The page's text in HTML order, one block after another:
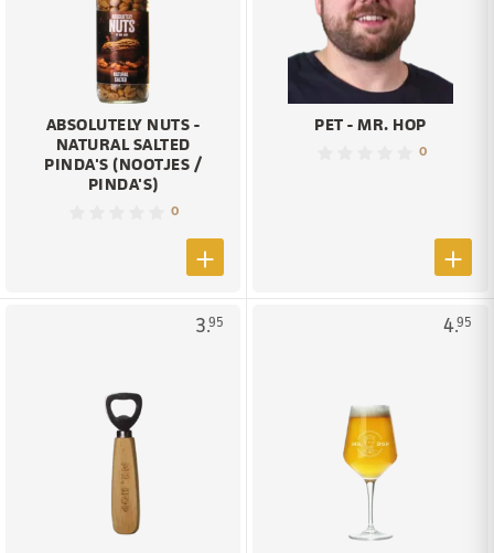
ABSOLUTELY NUTS -
NATURAL SALTED
PINDA'S (NOOTJES /
PINDA'S)
0
PET - MR. HOP
0
3.95 4.95